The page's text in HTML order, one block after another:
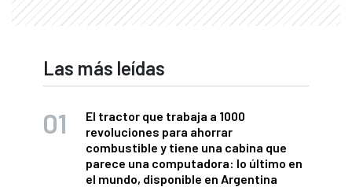
Las más leídas
El tractor que trabaja a 1000
revoluciones para ahorrar
combustible y tiene una cabina que
parece una computadora: lo último en
el mundo, disponible en Argentina